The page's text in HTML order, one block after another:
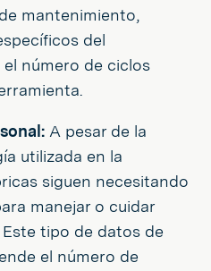
mantenimiento,
del
número de ciclos
A pesar de la
utilizada en la
siguen necesitando
manejar o cuidar
tipo de datos de
el número de